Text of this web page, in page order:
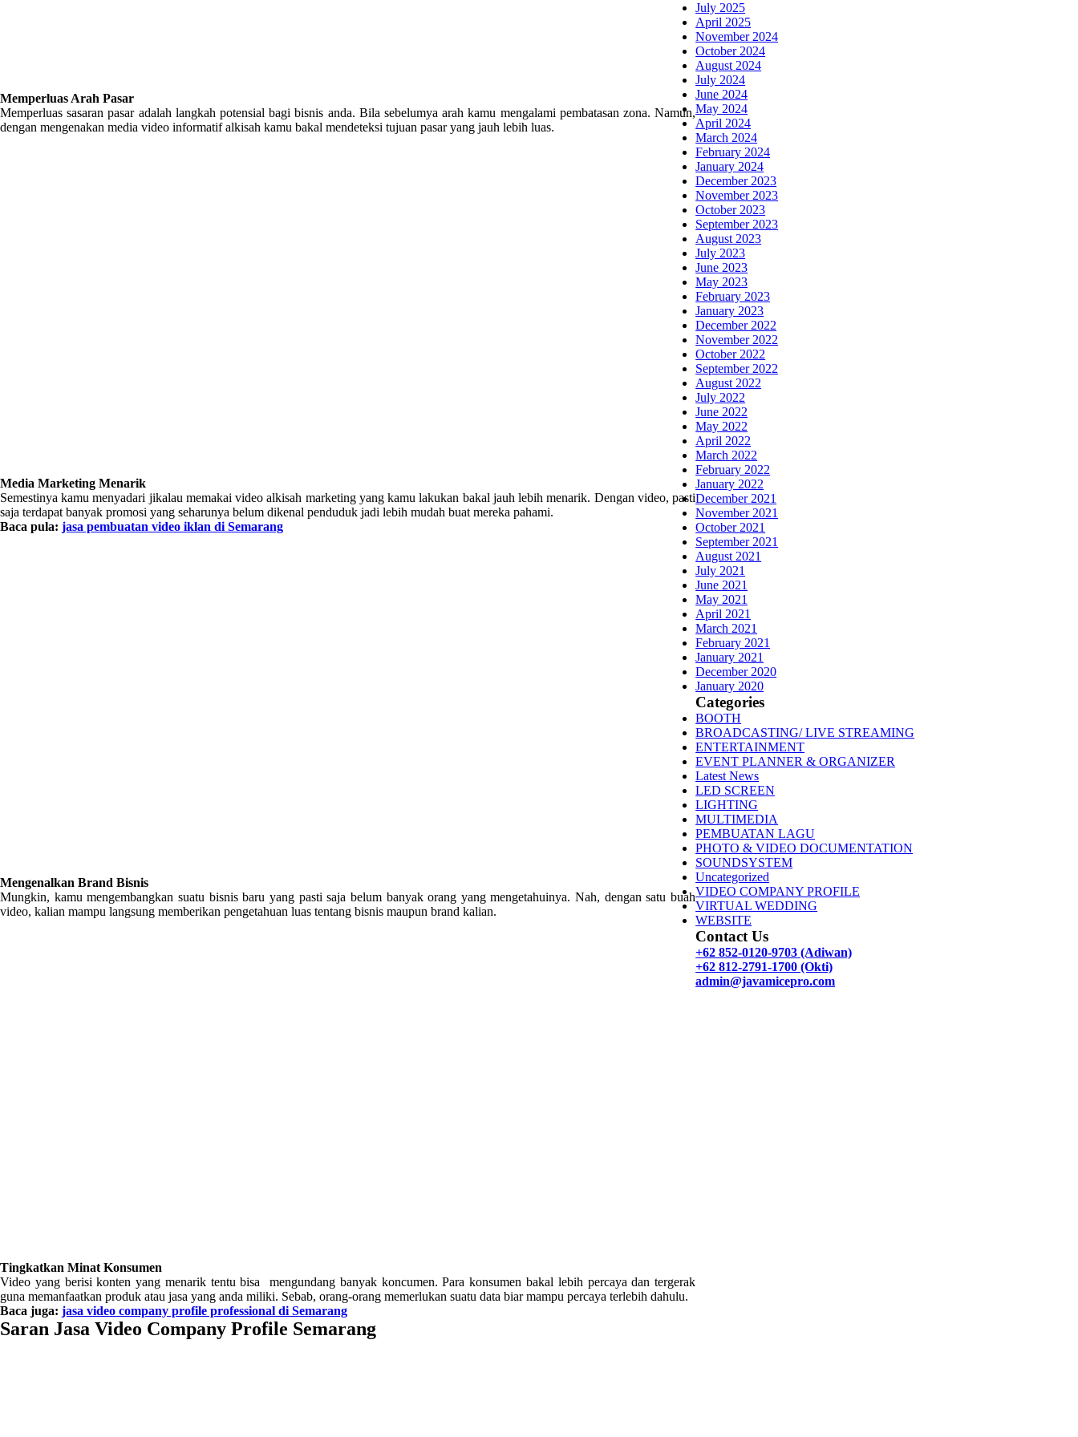
Memperluas Arah Pasar
Memperluas sasaran pasar adalah langkah potensial bagi bisnis anda. Bila sebelumya arah kamu mengalami pembatasan zona. Namun,
dengan mengenakan media video informatif alkisah kamu bakal mendeteksi tujuan pasar yang jauh lebih luas.
Media Marketing Menarik
Semestinya kamu menyadari jikalau memakai video alkisah marketing yang kamu lakukan bakal jauh lebih menarik. Dengan video, pasti
saja terdapat banyak promosi yang seharunya belum dikenal penduduk jadi lebih mudah buat mereka pahami.
Baca pula: jasa pembuatan video iklan di Semarang
Mengenalkan Brand Bisnis
Mungkin, kamu mengembangkan suatu bisnis baru yang pasti saja belum banyak orang yang mengetahuinya. Nah, dengan satu buah
video, kalian mampu langsung memberikan pengetahuan luas tentang bisnis maupun brand kalian.
Tingkatkan Minat Konsumen
Video yang berisi konten yang menarik tentu bisa mengundang banyak koncumen. Para konsumen bakal lebih percaya dan tergerak
guna memanfaatkan produk atau jasa yang anda miliki. Sebab, orang-orang memerlukan suatu data biar mampu percaya terlebih dahulu.
Baca juga: jasa video company profile professional di Semarang
Saran Jasa Video Company Profile Semarang
July 2025
April 2025
November 2024
October 2024
August 2024
July 2024
June 2024
May 2024
April 2024
March 2024
February 2024
January 2024
December 2023
November 2023
October 2023
September 2023
August 2023
July 2023
June 2023
May 2023
February 2023
January 2023
December 2022
November 2022
October 2022
September 2022
August 2022
July 2022
June 2022
May 2022
April 2022
March 2022
February 2022
January 2022
December 2021
November 2021
October 2021
September 2021
August 2021
July 2021
June 2021
May 2021
April 2021
March 2021
February 2021
January 2021
December 2020
January 2020
Categories
BOOTH
BROADCASTING/ LIVE STREAMING
ENTERTAINMENT
EVENT PLANNER & ORGANIZER
Latest News
LED SCREEN
LIGHTING
MULTIMEDIA
PEMBUATAN LAGU
PHOTO & VIDEO DOCUMENTATION
SOUNDSYSTEM
Uncategorized
VIDEO COMPANY PROFILE
VIRTUAL WEDDING
WEBSITE
Contact Us
+62 852-0120-9703 (Adiwan)
+62 812-2791-1700 (Okti)
admin@javamicepro.com